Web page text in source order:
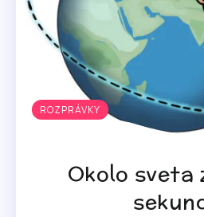
ROZPRÁVKY
Okolo sveta